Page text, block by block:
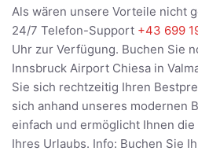
Als wären unsere Vorteile nicht
24/7 Telefon-Support +43 699
Uhr zur Verfügung. Buchen Sie
Innsbruck Airport Chiesa in
Sie sich rechtzeitig Ihren
sich anhand unseres modernen
einfach und ermöglicht Ihnen
Ihres Urlaubs. Info: Buchen Sie